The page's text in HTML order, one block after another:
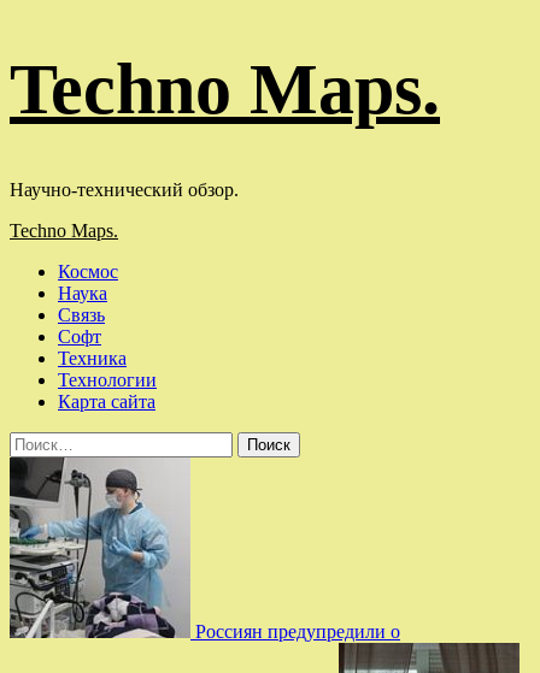
к
содержимому
Techno Maps.
Научно-технический обзор.
Основное
Techno Maps.
Космос
Наука
Связь
Софт
Техника
Технологии
Карта сайта
Найти:
Россиян предупредили о